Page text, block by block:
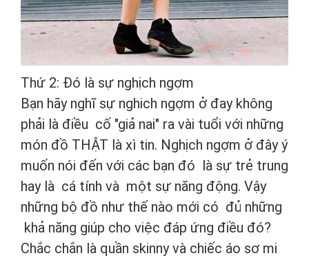
Thứ 2: Đó là sự nghịch ngợm
Bạn hãy nghĩ sự nghich ngợm ở đay không
phải là điều cố "giả nai" ra vài tuổi với những
món đồ THẬT là xì tin. Nghịch ngợm ở đây ý
muốn nói đến với các bạn đó là sự trẻ trung
hay là cá tính và một sự năng động. Vậy
những bộ đồ như thế nào mới có đủ những
khả năng giúp cho việc đáp ứng điều đó?
Chắc chắn là quần skinny và chiếc áo sơ mi